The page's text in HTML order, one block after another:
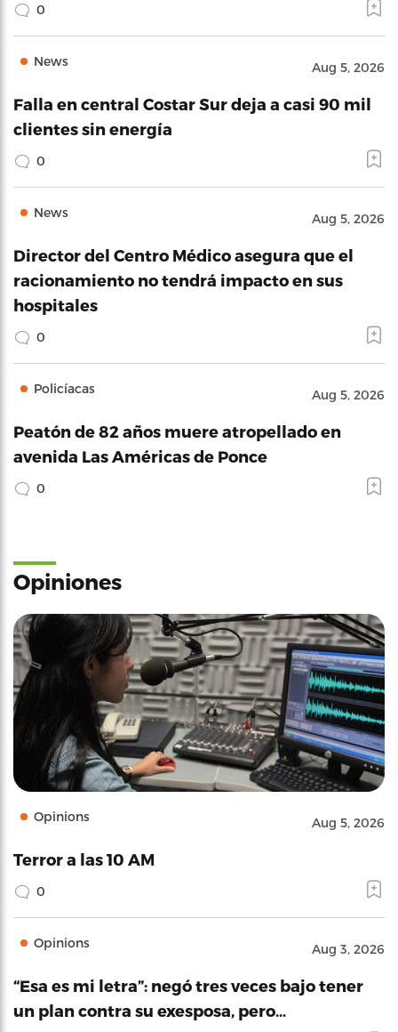
0
News Aug 5, 2026
Falla en central Costar Sur deja a casi 90 mil
clientes sin energía
0
News Aug 5, 2026
Director del Centro Médico asegura que el
racionamiento no tendrá impacto en sus
hospitales
0
Policíacas Aug 5, 2026
Peatón de 82 años muere atropellado en
avenida Las Américas de Ponce
0
Opiniones
Opinions Aug 5, 2026
Terror a las 10 AM
0
Opinions Aug 3, 2026
“Esa es mi letra”: negó tres veces bajo tener
un plan contra su exesposa, pero…